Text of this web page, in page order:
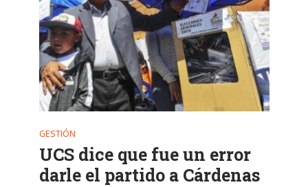
GESTIÓN
UCS dice que fue un error
darle el partido a Cárdenas